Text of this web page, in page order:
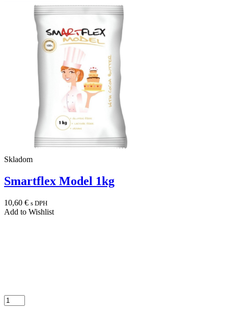
Skladom
Smartflex Model 1kg
10,60 € s DPH
Add to Wishlist